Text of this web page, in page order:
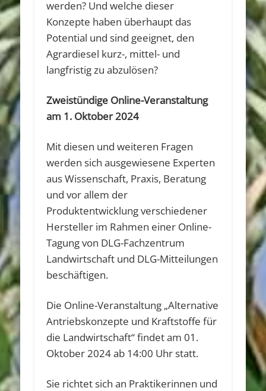
werden? Und welche dieser
Konzepte haben überhaupt das
Potential und sind geeignet, den
Agrardiesel kurz-, mittel- und
langfristig zu abzulösen?
Zweistündige Online-Veranstaltung
am 1. Oktober 2024
Mit diesen und weiteren Fragen
werden sich ausgewiesene Experten
aus Wissenschaft, Praxis, Beratung
und vor allem der
Produktentwicklung verschiedener
Hersteller im Rahmen einer Online-
Tagung von DLG-Fachzentrum
Landwirtschaft und DLG-Mitteilungen
beschäftigen.
Die Online-Veranstaltung „Alternative
Antriebskonzepte und Kraftstoffe für
die Landwirtschaft“ findet am 01.
Oktober 2024 ab 14:00 Uhr statt.
Sie richtet sich an Praktikerinnen und